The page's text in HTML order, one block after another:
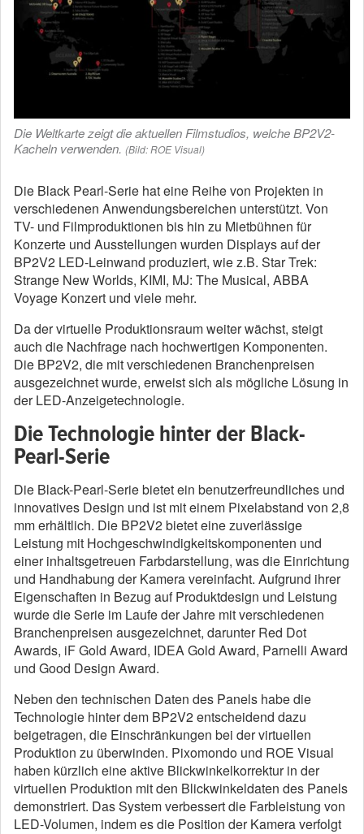
Die Weltkarte zeigt die aktuellen Filmstudios, welche BP2V2-
Kacheln verwenden. (Bild: ROE Visual)
Die Black Pearl-Serie hat eine Reihe von Projekten in
verschiedenen Anwendungsbereichen unterstützt. Von
TV- und Filmproduktionen bis hin zu Mietbühnen für
Konzerte und Ausstellungen wurden Displays auf der
BP2V2 LED-Leinwand produziert, wie z.B. Star Trek:
Strange New Worlds, KIMI, MJ: The Musical, ABBA
Voyage Konzert und viele mehr.
Da der virtuelle Produktionsraum weiter wächst, steigt
auch die Nachfrage nach hochwertigen Komponenten.
Die BP2V2, die mit verschiedenen Branchenpreisen
ausgezeichnet wurde, erweist sich als mögliche Lösung in
der LED-Anzeigetechnologie.
Die Technologie hinter der Black-
Pearl-Serie
Die Black-Pearl-Serie bietet ein benutzerfreundliches und
innovatives Design und ist mit einem Pixelabstand von 2,8
mm erhältlich. Die BP2V2 bietet eine zuverlässige
Leistung mit Hochgeschwindigkeitskomponenten und
einer inhaltsgetreuen Farbdarstellung, was die Einrichtung
und Handhabung der Kamera vereinfacht. Aufgrund ihrer
Eigenschaften in Bezug auf Produktdesign und Leistung
wurde die Serie im Laufe der Jahre mit verschiedenen
Branchenpreisen ausgezeichnet, darunter Red Dot
Awards, iF Gold Award, IDEA Gold Award, Parnelli Award
und Good Design Award.
Neben den technischen Daten des Panels habe die
Technologie hinter dem BP2V2 entscheidend dazu
beigetragen, die Einschränkungen bei der virtuellen
Produktion zu überwinden. Pixomondo und ROE Visual
haben kürzlich eine aktive Blickwinkelkorrektur in der
virtuellen Produktion mit den Blickwinkeldaten des Panels
demonstriert. Das System verbessert die Farbleistung von
LED-Volumen, indem es die Position der Kamera verfolgt